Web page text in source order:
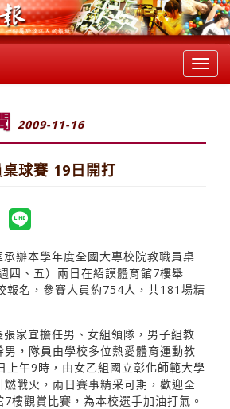
2009-11-16
球賽 19日開打
承辦本學年度全國大專校院教職員桌
四、五）兩日在紹謨體育館7樓舉
報名，參賽人員約754人，共181場精
家宜擔任男、女組領隊，男子組教
，隊員由學校多位熱愛體育運動教
上午9時，由女乙組國立彰化師範大學
戰火，兩日賽事精采可期，歡迎全
樓觀賞比賽，為本校選手加油打氣。